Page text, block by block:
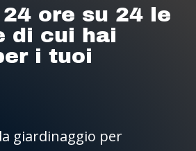
ore su 24 le
di cui hai
i tuoi
giardinaggio per